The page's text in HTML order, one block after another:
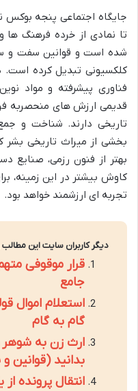
جایگاه اجتماعی پنجه بوکس
تا نمادی از خرده فرهنگ
شده است و قوانین سفت و
کلکسیونی تبدیل کرده است.
فناوری پیشرفته و مواد
قدیمی ارزش های منحصربه
تاریخی دارند. شناخت و
بخشی از میراث تاریخی
بهتر از فنون رزمی،
کاوش بیشتر در این زمینه،
تجربه ای ارزشمند خواهد بود.
دیگر کاربران سایت این
قرار موقوفی
جامع
استعلام اموال
گام به گام
ارث زن به شوهر
بدانید (قوانین
انتقال پرونده